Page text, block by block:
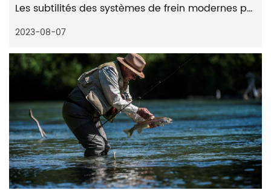
Les subtilités des systèmes de frein modernes pour les moulinets spinning à distance
2023-08-07